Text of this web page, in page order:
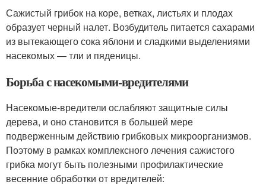
Сажистый грибок на коре, ветках, листьях и плодах
образует черный налет. Возбудитель питается сахарами
из вытекающего сока яблони и сладкими выделениями
насекомых — тли и пяденицы.
Борьба с насекомыми-вредителями
Насекомые-вредители ослабляют защитные силы
дерева, и оно становится в большей мере
подверженным действию грибковых микроорганизмов.
Поэтому в рамках комплексного лечения сажистого
грибка могут быть полезными профилактические
весенние обработки от вредителей: